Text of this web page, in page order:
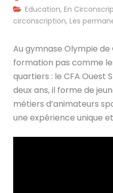
Education,En
circonscription,Les
Au gymnase Olympie
formation pas comme
quartiers : le CFA Ouest
deux ans, il forme de
métiers d’animateurs
une expérience unique